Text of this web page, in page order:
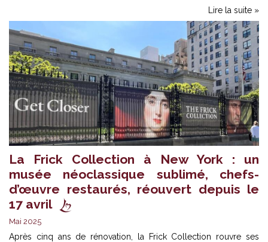
Lire la suite »
La Frick Collection à New York : un
musée néoclassique sublimé, chefs-
d’œuvre restaurés, réouvert depuis le
17 avril
Mai 2025
Après cinq ans de rénovation, la Frick Collection rouvre ses